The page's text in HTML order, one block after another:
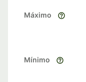
Máximo
Mínimo